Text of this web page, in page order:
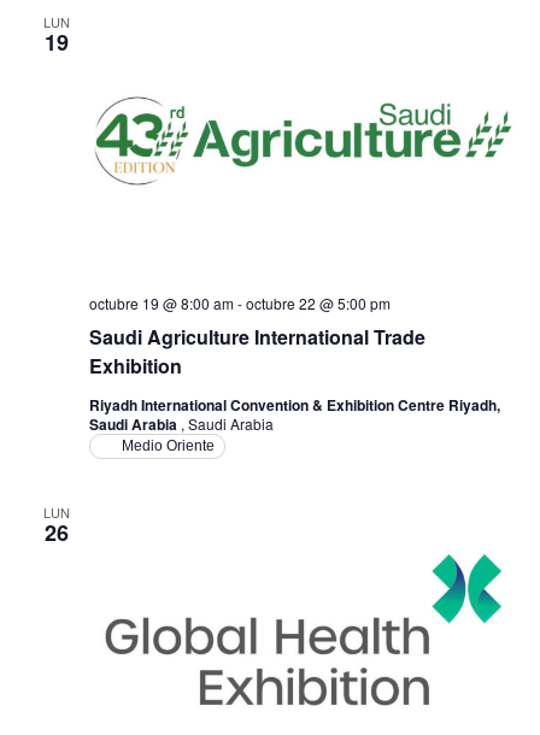
LUN
19
Saudi Agriculture International Trade
Exhibition
octubre 19 @ 8:00 am-octubre 22 @ 5:00 pm
Riyadh International Convention & Exhibition Centre Riyadh,
Saudi Arabia , Saudi Arabia
Medio Oriente
LUN
26